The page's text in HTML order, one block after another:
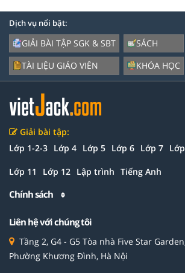
Dịch vụ nổi bật:
GIẢI BÀI TẬP SGK & SBT
TÀI LIỆU GIÁO VIÊN
SÁCH
KHÓA HỌC
Giải bài tập:
Lớp 1-2-3 Lớp 4 Lớp 5 Lớp 6 Lớp 7
Lớp 11 Lớp 12 Lập trình Tiếng Anh
Chính sách
Liên hệ với chúng tôi
Tầng 2, G4 - G5 Tòa nhà Five Star
Phường Khương Đình, Hà Nội